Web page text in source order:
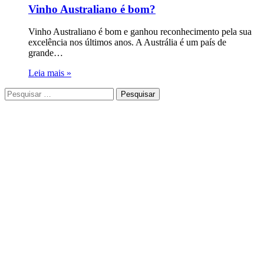
Vinho Australiano é bom?
Vinho Australiano é bom e ganhou reconhecimento pela sua
excelência nos últimos anos. A Austrália é um país de
grande…
Leia mais »
Pesquisar
por: